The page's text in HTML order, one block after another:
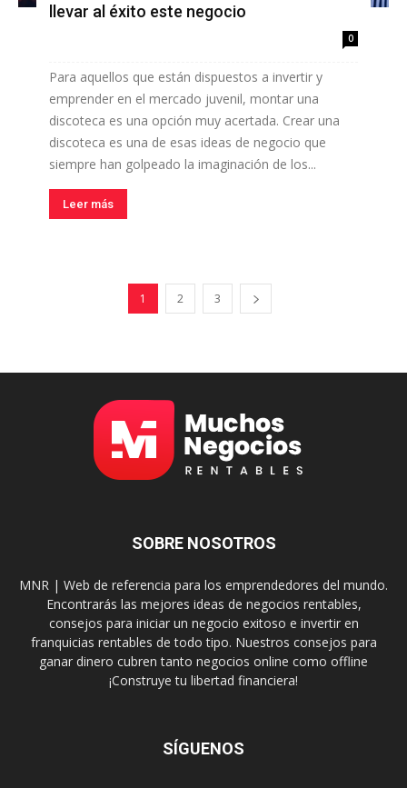
llevar al éxito este negocio
0
Para aquellos que están dispuestos a invertir y
emprender en el mercado juvenil, montar una
discoteca es una opción muy acertada. Crear una
discoteca es una de esas ideas de negocio que
siempre han golpeado la imaginación de los...
Leer más
1 2 3
SOBRE NOSOTROS
MNR | Web de referencia para los emprendedores del mundo.
Encontrarás las mejores ideas de negocios rentables,
consejos para iniciar un negocio exitoso e invertir en
franquicias rentables de todo tipo. Nuestros consejos para
ganar dinero cubren tanto negocios online como offline
¡Construye tu libertad financiera!
SÍGUENOS